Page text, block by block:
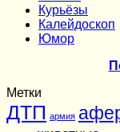
Курьёзы
Калейдоскоп
Юмор
Метки
ДТП армия